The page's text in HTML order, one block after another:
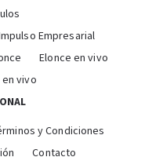
Empresarial
Elonce en vivo
en vivo
y Condiciones
Contacto